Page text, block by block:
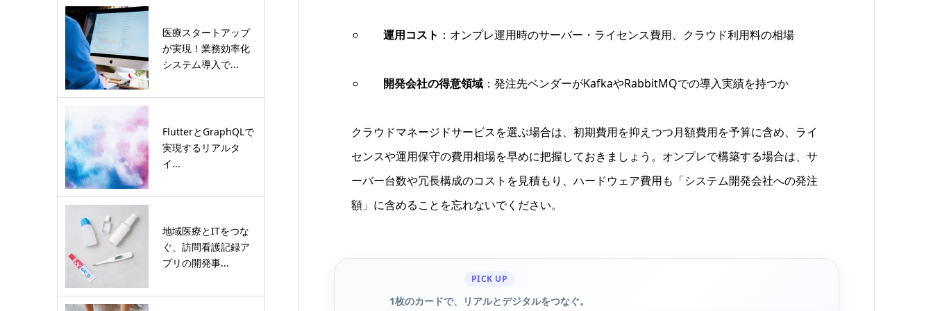
運用コスト ：オンプレ運用時のサーバー・ライセンス費用、クラウド利用料の相場
開発会社の得意領域：発注先ベンダーがKafkaやRabbitMQでの導入実績を持つか
クラウドマネージドサービスを選ぶ場合は、初期費用を抑えつつ月額費用を予算に含め、ライ
センスや運用保守の費用相場を早めに把握しておきましょう。オンプレで構築する場合は、サ
ーバー台数や冗長構成のコストを見積もり、ハードウェア費用も「システム開発会社への発注
額」に含めることを忘れないでください。
PICK UP
1枚のカードで、リアルとデジタルをつなぐ。
医療スタートアップ
が実現！業務効率化
システム導入で...
FlutterとGraphQLで
実現するリアルタ
イ...
地域医療とITをつな
ぐ、訪問看護記録ア
プリの開発事...